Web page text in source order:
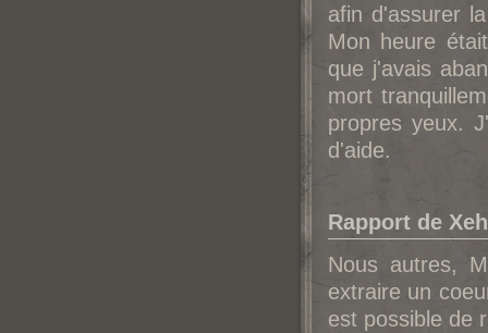
afin d'assurer
Mon heure
que j'avais
mort
propres yeux.
d'aide.
Rapport de
Nous autres,
extraire un
est possible de